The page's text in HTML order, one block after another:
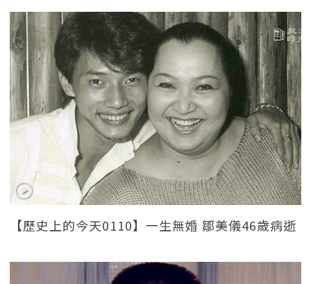
【歷史上的今天0110】一生無婚 鄒美儀46歲病逝